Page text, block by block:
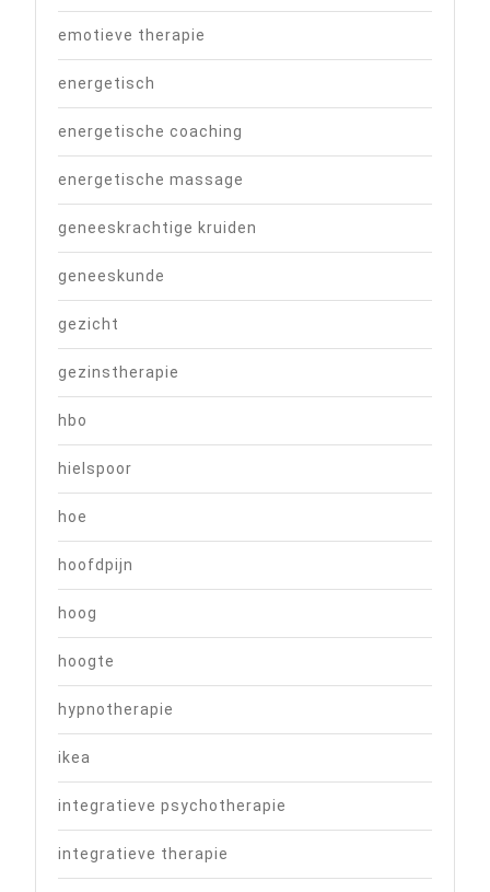
emotieve therapie
energetisch
energetische coaching
energetische massage
geneeskrachtige kruiden
geneeskunde
gezicht
gezinstherapie
hbo
hielspoor
hoe
hoofdpijn
hoog
hoogte
hypnotherapie
ikea
integratieve psychotherapie
integratieve therapie